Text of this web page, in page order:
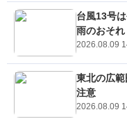
台風13号
雨のおそれ
2026.08.09
東北の広
注意
2026.08.09